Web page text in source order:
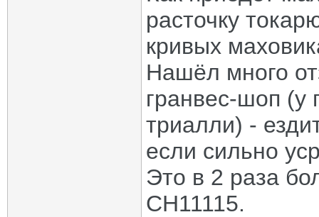
расточку
кривых
Нашёл много
гранвес-шоп (у
триалли) -
если сильно
Это в 2 раза
CH11115.